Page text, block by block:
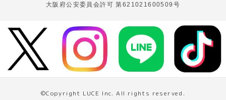
大阪府公安委員会許可 第621021600509号
©Copyright LUCE Inc. All rights reserved.